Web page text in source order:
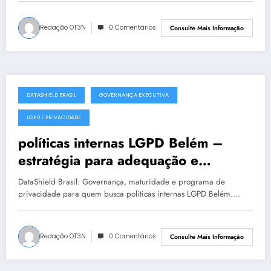
Redação OT3N 0 Comentários Consulte Mais Informação
julho 17, 2025
DATASHIELD BRASIL GOVERNANÇA EXECUTIVA
LGPD E PRIVACIDADE
políticas internas LGPD Belém –
estratégia para adequação e
maturidade
DataShield Brasil: Governança, maturidade e programa de
privacidade para quem busca políticas internas LGPD Belém.…
Redação OT3N 0 Comentários Consulte Mais Informação